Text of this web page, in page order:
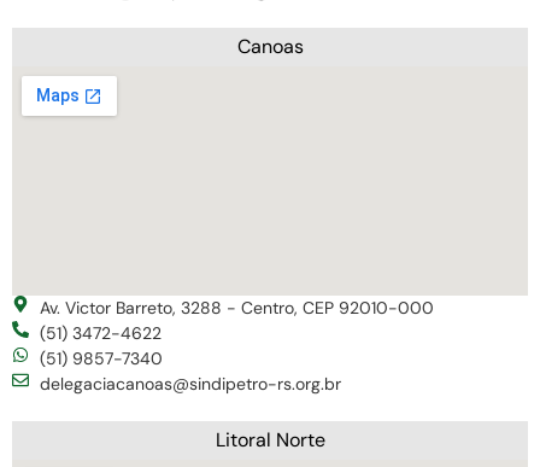
Canoas
Av. Victor Barreto, 3288 - Centro, CEP 92010-000
(51) 3472-4622
(51) 9857-7340
delegaciacanoas@sindipetro-rs.org.br
Litoral Norte